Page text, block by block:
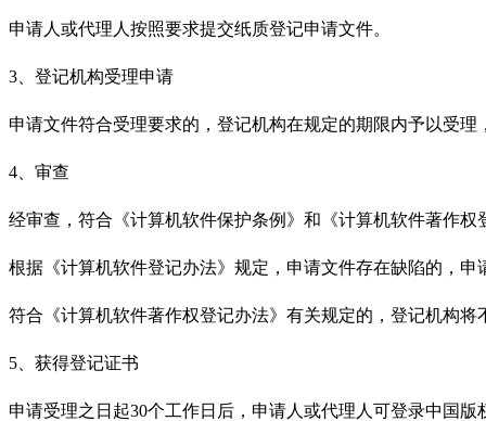
申请人或代理人按照要求提交纸质登记申请文件。
3、登记机构受理申请
申请文件符合受理要求的，登记机构在规定的期限内予以受
4、审查
经审查，符合《计算机软件保护条例》和《计算机软件著作
根据《计算机软件登记办法》规定，申请文件存在缺陷的，
符合《计算机软件著作权登记办法》有关规定的，登记机构
5、获得登记证书
申请受理之日起30个工作日后，申请人或代理人可登录中国